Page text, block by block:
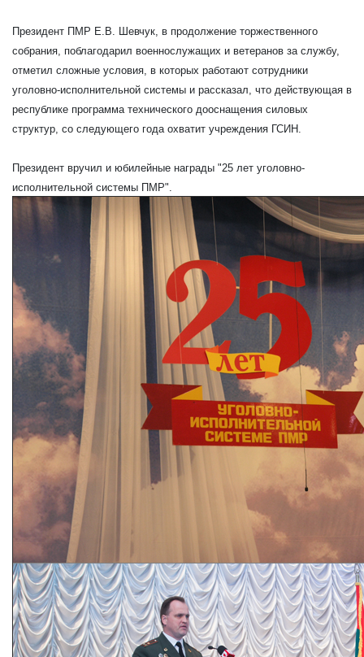
Президент ПМР Е.В. Шевчук, в продолжение торжественного
собрания, поблагодарил военнослужащих и ветеранов за службу,
отметил сложные условия, в которых работают сотрудники
уголовно-исполнительной системы и рассказал, что действующая в
республике программа технического дооснащения силовых
структур, со следующего года охватит учреждения ГСИН.
Президент вручил и юбилейные награды "25 лет уголовно-
исполнительной системы ПМР".